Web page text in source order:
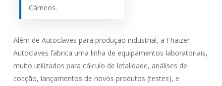
Cárneos.
Além de Autoclaves para produção industrial, a Fhaizer
Autoclaves fabrica uma linha de equipamentos laboratoriais,
muito utilizados para cálculo de letalidade, análises de
cocção, lançamentos de novos produtos (testes), e